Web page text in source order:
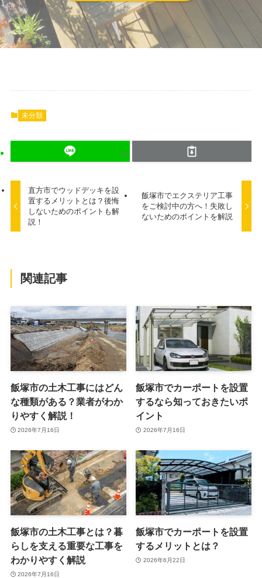
未分類
直方市でウッドデッキを設
置するメリットとは？後悔
しないためのポイントも解
説！
飯塚市でエクステリア工事
をご検討中の方へ！失敗し
ないためのポイントを解説
関連記事
飯塚市の土木工事にはどん
な種類がある？業者がわか
りやすく解説！
2026年7月16日
飯塚市でカーポートを設置
するなら知っておきたいポ
イント
2026年7月16日
飯塚市の土木工事とは？暮
らしを支える重要な工事を
わかりやすく解説
2026年7月16日
飯塚市でカーポートを設置
するメリットとは？
2026年6月22日